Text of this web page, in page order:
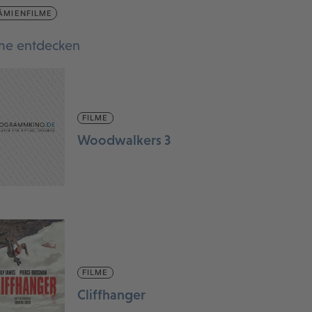
entdecken
FILME
Woodwalkers 3
FILME
Cliffhanger